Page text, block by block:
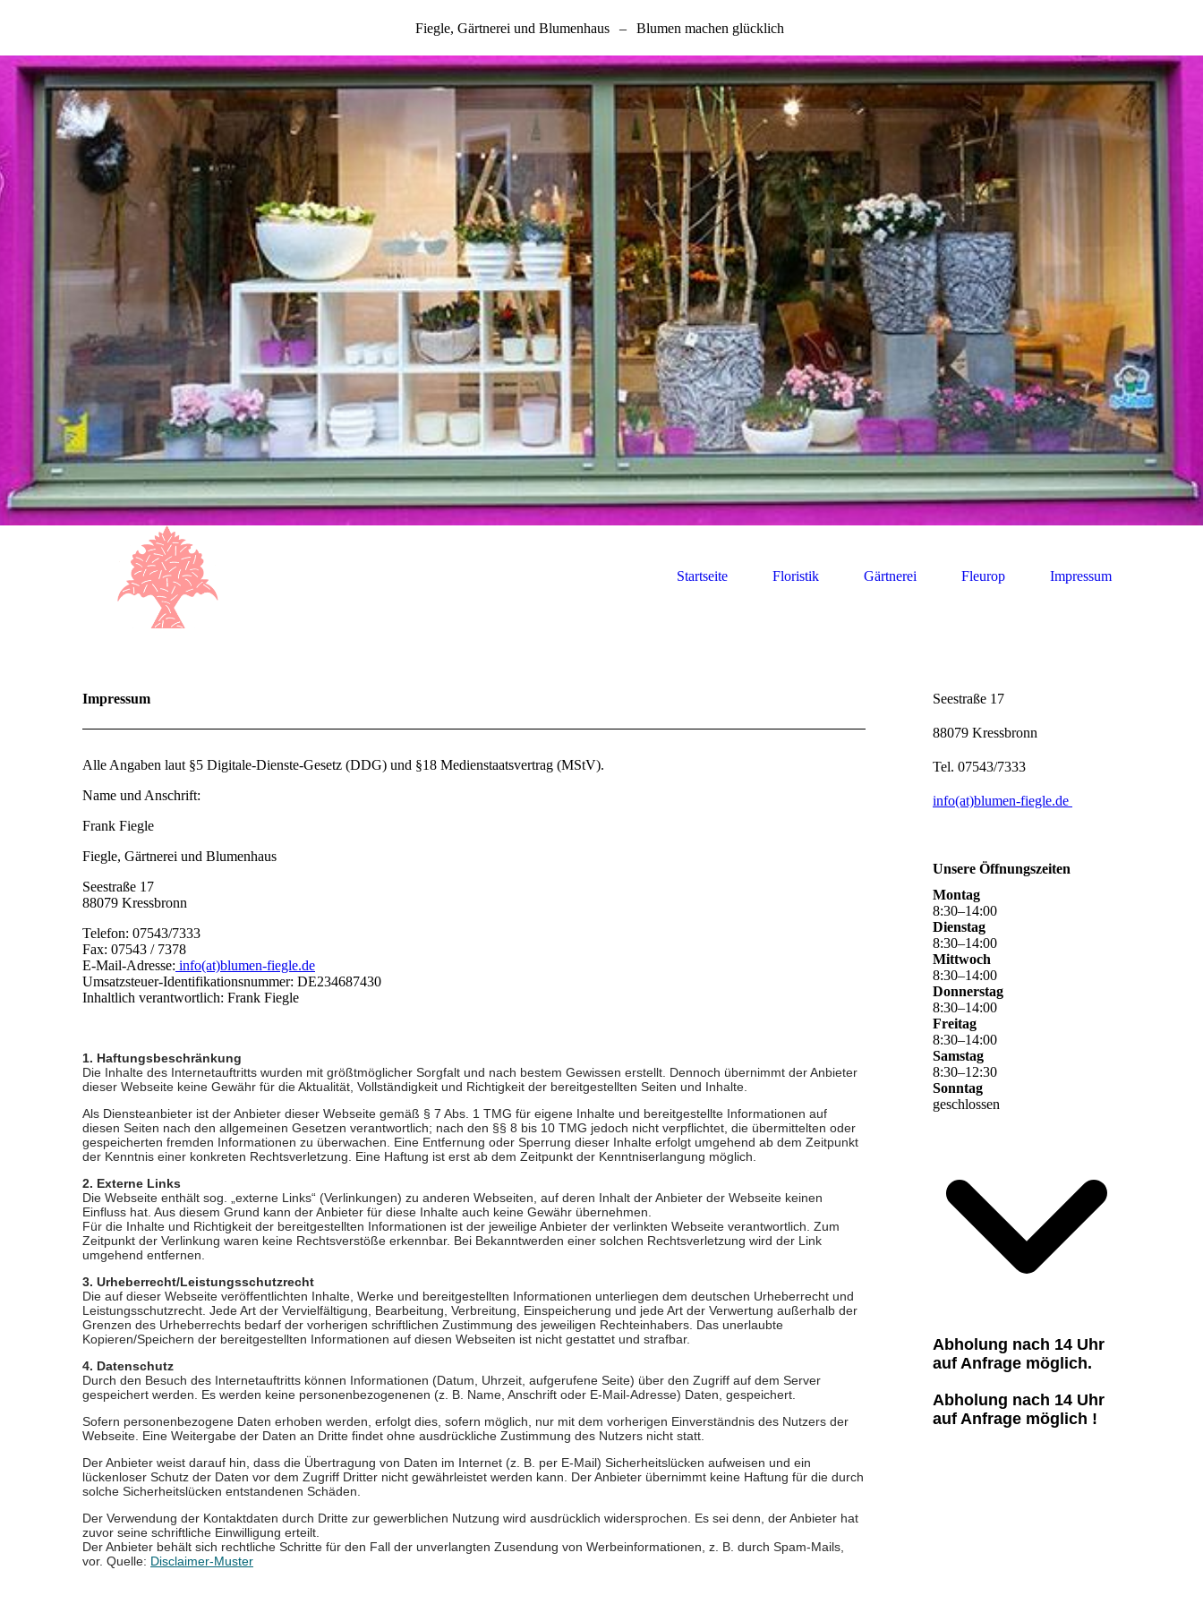
Fiegle, Gärtnerei und Blumenhaus – Blumen machen glücklich
Startseite Floristik Gärtnerei Fleurop Impressum
Impressum
Alle Angaben laut §5 Digitale-Dienste-Gesetz (DDG) und §18 Medienstaatsvertrag (MStV).
Name und Anschrift:
Frank Fiegle
Fiegle, Gärtnerei und Blumenhaus
Seestraße 17
88079 Kressbronn
Telefon: 07543/7333
Fax: 07543 / 7378
E-Mail-Adresse: info(at)blumen-fiegle.de
Umsatzsteuer-Identifikationsnummer: DE234687430
Inhaltlich verantwortlich: Frank Fiegle
1. Haftungsbeschränkung
Die Inhalte des Internetauftritts wurden mit größtmöglicher Sorgfalt und nach bestem Gewissen erstellt. Dennoch übernimmt der Anbieter
dieser Webseite keine Gewähr für die Aktualität, Vollständigkeit und Richtigkeit der bereitgestellten Seiten und Inhalte.
Als Diensteanbieter ist der Anbieter dieser Webseite gemäß § 7 Abs. 1 TMG für eigene Inhalte und bereitgestellte Informationen auf
diesen Seiten nach den allgemeinen Gesetzen verantwortlich; nach den §§ 8 bis 10 TMG jedoch nicht verpflichtet, die übermittelten oder
gespeicherten fremden Informationen zu überwachen. Eine Entfernung oder Sperrung dieser Inhalte erfolgt umgehend ab dem Zeitpunkt
der Kenntnis einer konkreten Rechtsverletzung. Eine Haftung ist erst ab dem Zeitpunkt der Kenntniserlangung möglich.
2. Externe Links
Die Webseite enthält sog. „externe Links“ (Verlinkungen) zu anderen Webseiten, auf deren Inhalt der Anbieter der Webseite keinen
Einfluss hat. Aus diesem Grund kann der Anbieter für diese Inhalte auch keine Gewähr übernehmen.
Für die Inhalte und Richtigkeit der bereitgestellten Informationen ist der jeweilige Anbieter der verlinkten Webseite verantwortlich. Zum
Zeitpunkt der Verlinkung waren keine Rechtsverstöße erkennbar. Bei Bekanntwerden einer solchen Rechtsverletzung wird der Link
umgehend entfernen.
3. Urheberrecht/Leistungsschutzrecht
Die auf dieser Webseite veröffentlichten Inhalte, Werke und bereitgestellten Informationen unterliegen dem deutschen Urheberrecht und
Leistungsschutzrecht. Jede Art der Vervielfältigung, Bearbeitung, Verbreitung, Einspeicherung und jede Art der Verwertung außerhalb der
Grenzen des Urheberrechts bedarf der vorherigen schriftlichen Zustimmung des jeweiligen Rechteinhabers. Das unerlaubte
Kopieren/Speichern der bereitgestellten Informationen auf diesen Webseiten ist nicht gestattet und strafbar.
4. Datenschutz
Durch den Besuch des Internetauftritts können Informationen (Datum, Uhrzeit, aufgerufene Seite) über den Zugriff auf dem Server
gespeichert werden. Es werden keine personenbezogenenen (z. B. Name, Anschrift oder E-Mail-Adresse) Daten, gespeichert.
Sofern personenbezogene Daten erhoben werden, erfolgt dies, sofern möglich, nur mit dem vorherigen Einverständnis des Nutzers der
Webseite. Eine Weitergabe der Daten an Dritte findet ohne ausdrückliche Zustimmung des Nutzers nicht statt.
Der Anbieter weist darauf hin, dass die Übertragung von Daten im Internet (z. B. per E-Mail) Sicherheitslücken aufweisen und ein
lückenloser Schutz der Daten vor dem Zugriff Dritter nicht gewährleistet werden kann. Der Anbieter übernimmt keine Haftung für die durch
solche Sicherheitslücken entstandenen Schäden.
Der Verwendung der Kontaktdaten durch Dritte zur gewerblichen Nutzung wird ausdrücklich widersprochen. Es sei denn, der Anbieter hat
zuvor seine schriftliche Einwilligung erteilt.
Der Anbieter behält sich rechtliche Schritte für den Fall der unverlangten Zusendung von Werbeinformationen, z. B. durch Spam-Mails,
vor. Quelle: Disclaimer-Muster
Seestraße 17
88079 Kressbronn
Tel. 07543/7333
info(at)blumen-fiegle.de
Unsere Öffnungszeiten
Montag
8:30–14:00
Dienstag
8:30–14:00
Mittwoch
8:30–14:00
Donnerstag
8:30–14:00
Freitag
8:30–14:00
Samstag
8:30–12:30
Sonntag
geschlossen
Abholung nach 14 Uhr
auf Anfrage möglich.
Abholung nach 14 Uhr
auf Anfrage möglich !